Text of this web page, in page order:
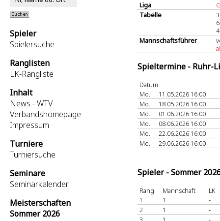
Spieler
Spielersuche
Ranglisten
LK-Rangliste
Inhalt
News - WTV
Verbandshomepage
Impressum
Turniere
Turniersuche
Seminare
Seminarkalender
Meisterschaften
Sommer 2026
Liga
Tabelle
Mannschaftsführer
Spieltermine - Ruhr-
Datum
Mo.
11.05.2026 16:00
Mo.
18.05.2026 16:00
Mo.
01.06.2026 16:00
Mo.
08.06.2026 16:00
Mo.
22.06.2026 16:00
Mo.
29.06.2026 16:00
Spieler - Sommer
Rang Mannschaft
LK
1
1
-
2
1
-